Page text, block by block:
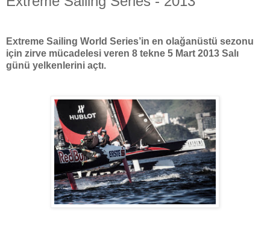
Extreme Sailing World Series’in en olağanüstü sezonu
için zirve mücadelesi veren 8 tekne 5 Mart 2013 Salı
günü yelkenlerini açtı.